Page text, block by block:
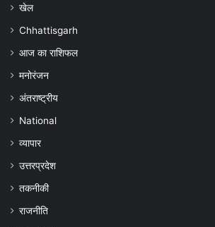
खेल
Chhattisgarh
आज का राशिफल
मनोरंजन
अंतराष्ट्रीय
National
व्यापार
उत्तरप्रदेश
तकनीकी
राजनीति